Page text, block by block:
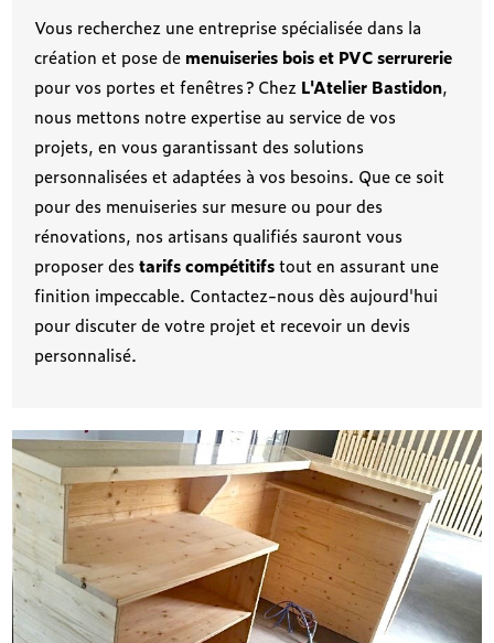
Vous recherchez une entreprise spécialisée dans la
création et pose de menuiseries bois et PVC serrurerie
pour vos portes et fenêtres ? Chez L'Atelier Bastidon,
nous mettons notre expertise au service de vos
projets, en vous garantissant des solutions
personnalisées et adaptées à vos besoins. Que ce soit
pour des menuiseries sur mesure ou pour des
rénovations, nos artisans qualifiés sauront vous
proposer destarifs compétitifstout en assurant une
finition impeccable. Contactez-nous dès aujourd'hui
pour discuter de votre projet et recevoir un devis
personnalisé.